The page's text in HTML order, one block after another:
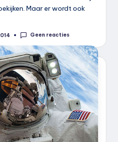
Maar er wordt ook
Geen reacties